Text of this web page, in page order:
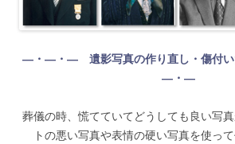
―・―・― 遺影写真の作り直し・傷付
―・―
葬儀の時、慌てていてどうしても良い写
トの悪い写真や表情の硬い写真を使って